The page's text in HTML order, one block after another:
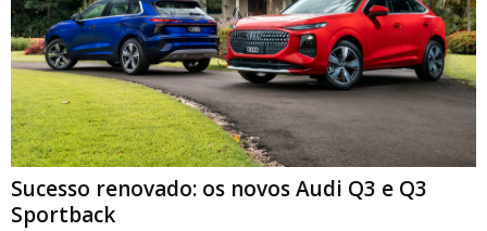
Sucesso renovado: os novos Audi Q3 e Q3
Sportback